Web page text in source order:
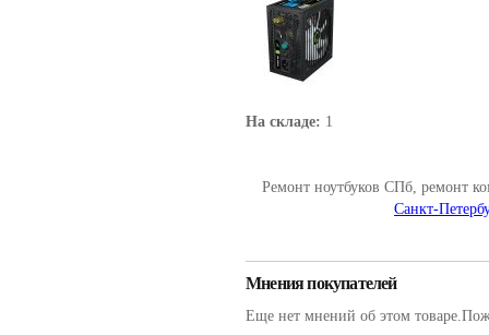
На складе: 1
Ремонт ноутбуков СПб, ремонт
Санкт-
Мнения покупателей
Еще нет мнений об этом